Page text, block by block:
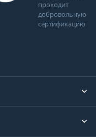
проходит
добровольную
сертификацию